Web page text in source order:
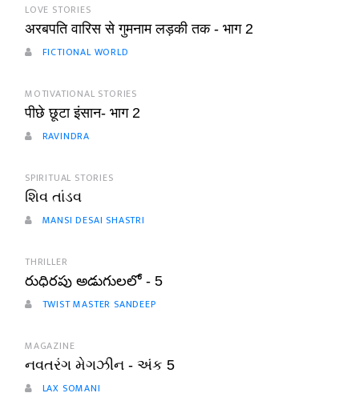
LOVE STORIES
अरबपति वारिस से गुमनाम लड़की तक - भाग 2
FICTIONAL WORLD
MOTIVATIONAL STORIES
पीछे छूटा इंसान- भाग 2
RAVINDRA
SPIRITUAL STORIES
શિવ તાંડવ
MANSI DESAI SHASTRI
THRILLER
రుధిరపు అడుగులలో - 5
TWIST MASTER SANDEEP
MAGAZINE
નવતરંગ મેગઝીન - અંક 5
LAX SOMANI